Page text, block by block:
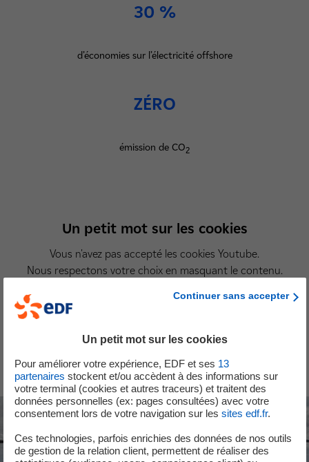
30 %
d’économies sur l’électricité offshore
ZÉRO
émission de CO2
Un petit mot sur les cookies
Vous n'avez pas accepté les cookies Youtube.
Nous respectons votre choix en masquant le contenu.
Accepter » pour pouvoir consulter la vidéo.
Accepter
Continuer sans accepter
Un petit mot sur les cookies
Pour améliorer votre expérience, EDF et ses 13
partenaires stockent et/ou accèdent à des informations sur
votre terminal (cookies et autres traceurs) et traitent des
données personnelles (ex: pages consultées) avec votre
consentement lors de votre navigation sur les sites edf.fr.
Ces technologies, parfois enrichies des données de nos outils
de gestion de la relation client, permettent de réaliser des